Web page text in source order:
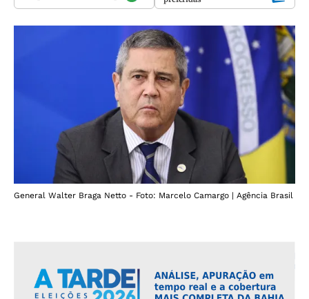
General Walter Braga Netto - Foto: Marcelo Camargo | Agência Brasil